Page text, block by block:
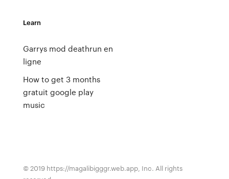
Learn
Garrys mod deathrun en
ligne
How to get 3 months
gratuit google play
music
© 2019 https://magalibigggr.web.app, Inc. All rights